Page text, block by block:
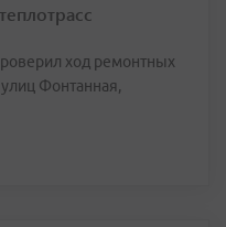
ход ремонтных
Фонтанная,